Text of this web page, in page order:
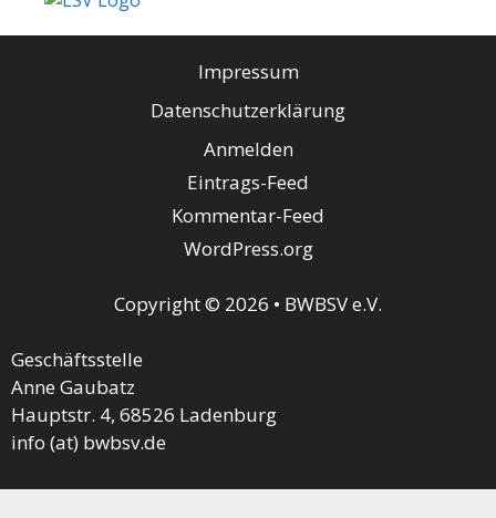
Impressum
Datenschutzerklärung
Anmelden
Eintrags-Feed
Kommentar-Feed
WordPress.org
Copyright © 2026 • BWBSV e.V.
Geschäftsstelle
Anne Gaubatz
Hauptstr. 4, 68526 Ladenburg
info (at) bwbsv.de